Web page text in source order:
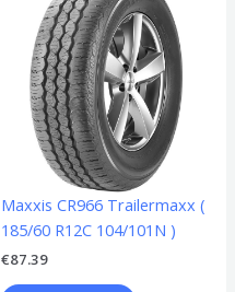
Maxxis CR966 Trailermaxx (
185/60 R12C 104/101N )
€87.39